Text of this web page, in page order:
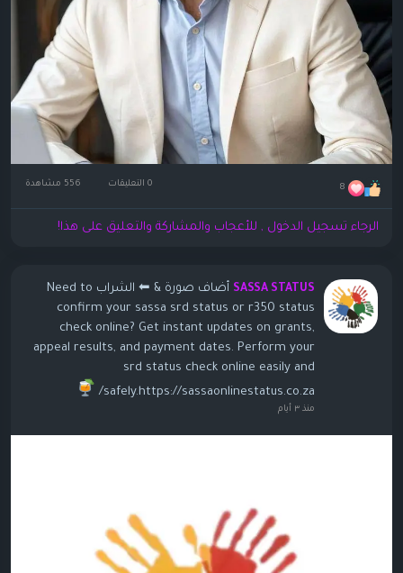
8 0 التعليقات
الرجاء تسجيل الدخول , للأعجاب والمشاركة والتعليق على هذا!
SASSA STATUS أضاف صورة
& ⬅ الشراب Need to
confirm your sassa srd status or r350 status
check online? Get instant updates on grants,
appeal results, and payment dates. Perform your
srd status check online easily and
safely.https://sassaonlinestatus.co.za/
منذ ٣ أيام